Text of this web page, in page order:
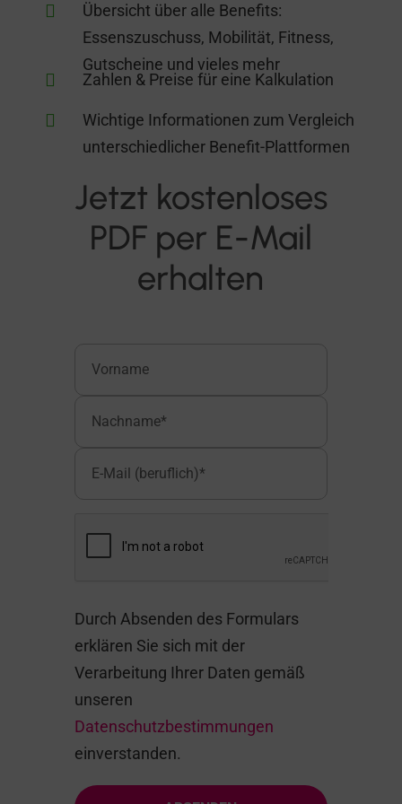

Übersicht über alle Benefits:
Essenszuschuss, Mobilität, Fitness,
Gutscheine und vieles mehr
 Zahlen & Preise für eine Kalkulation

Wichtige Informationen zum Vergleich
unterschiedlicher Benefit-Plattformen
Jetzt kostenloses
PDF per E-Mail
erhalten
Durch Absenden des Formulars
erklären Sie sich mit der
Verarbeitung Ihrer Daten gemäß
unseren
Datenschutzbestimmungen
einverstanden.